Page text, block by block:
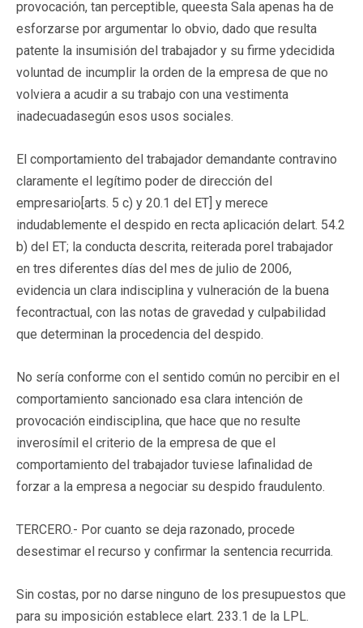
provocación, tan perceptible, queesta Sala apenas ha de
esforzarse por argumentar lo obvio, dado que resulta
patente la insumisión del trabajador y su firme ydecidida
voluntad de incumplir la orden de la empresa de que no
volviera a acudir a su trabajo con una vestimenta
inadecuadasegún esos usos sociales.
El comportamiento del trabajador demandante contravino
claramente el legítimo poder de dirección del
empresario[arts. 5 c) y 20.1 del ET] y merece
indudablemente el despido en recta aplicación delart. 54.2
b) del ET; la conducta descrita, reiterada porel trabajador
en tres diferentes días del mes de julio de 2006,
evidencia un clara indisciplina y vulneración de la buena
fecontractual, con las notas de gravedad y culpabilidad
que determinan la procedencia del despido.
No sería conforme con el sentido común no percibir en el
comportamiento sancionado esa clara intención de
provocación eindisciplina, que hace que no resulte
inverosímil el criterio de la empresa de que el
comportamiento del trabajador tuviese lafinalidad de
forzar a la empresa a negociar su despido fraudulento.
TERCERO.- Por cuanto se deja razonado, procede
desestimar el recurso y confirmar la sentencia recurrida.
Sin costas, por no darse ninguno de los presupuestos que
para su imposición establece elart. 233.1 de la LPL.